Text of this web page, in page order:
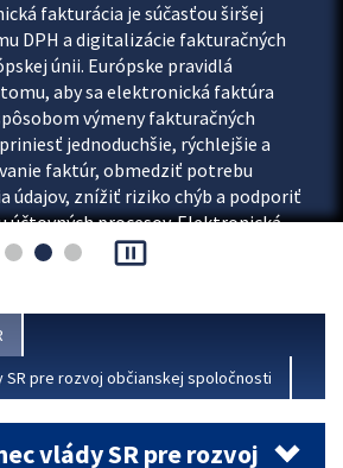
fakturácia je súčasťou širšej
DPH a digitalizácie fakturačných
únii. Európske pravidlá
aby sa elektronická faktúra
výmeny fakturačných
jednoduchšie, rýchlejšie a
faktúr, obmedziť potrebu
údajov, znížiť riziko chýb a podporiť
účtovných procesov. Elektronická
pause_presentation
SR pre rozvoj občianskej spoločnosti
vlády SR pre rozvoj